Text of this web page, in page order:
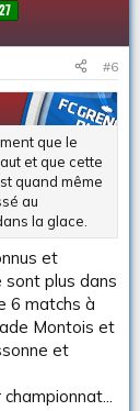
#6
que le
et que cette
quand même
au
la glace.
et
sont plus dans
6 matchs à
Montois et
et